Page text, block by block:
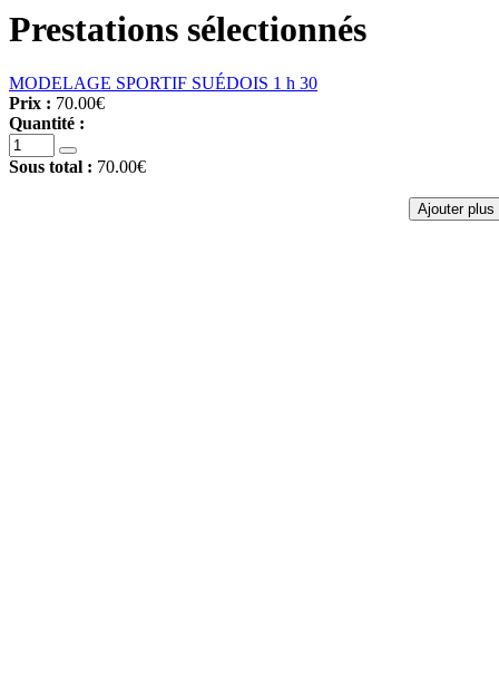
Prestations sélectionnés
MODELAGE SPORTIF SUÉDOIS 1 h 30
Prix : 70.00€
Quantité :
Sous total : 70.00€
Ajouter plus